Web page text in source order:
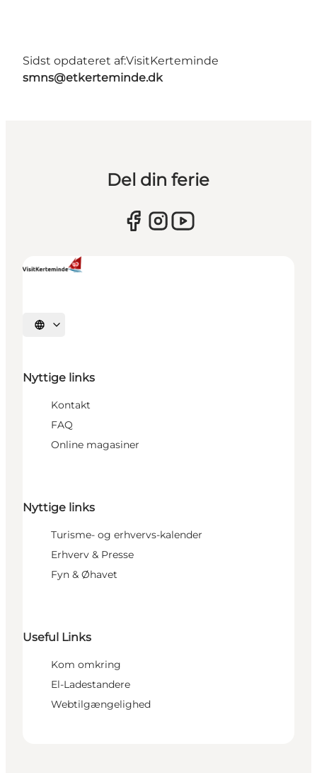
Sidst opdateret af:VisitKerteminde
smns@etkerteminde.dk
Del din ferie
Vælg sprog
Nyttige links
Kontakt
FAQ
Online magasiner
Nyttige links
Turisme- og erhvervs-kalender
Erhverv & Presse
Fyn & Øhavet
Useful Links
Kom omkring
El-Ladestandere
Webtilgængelighed